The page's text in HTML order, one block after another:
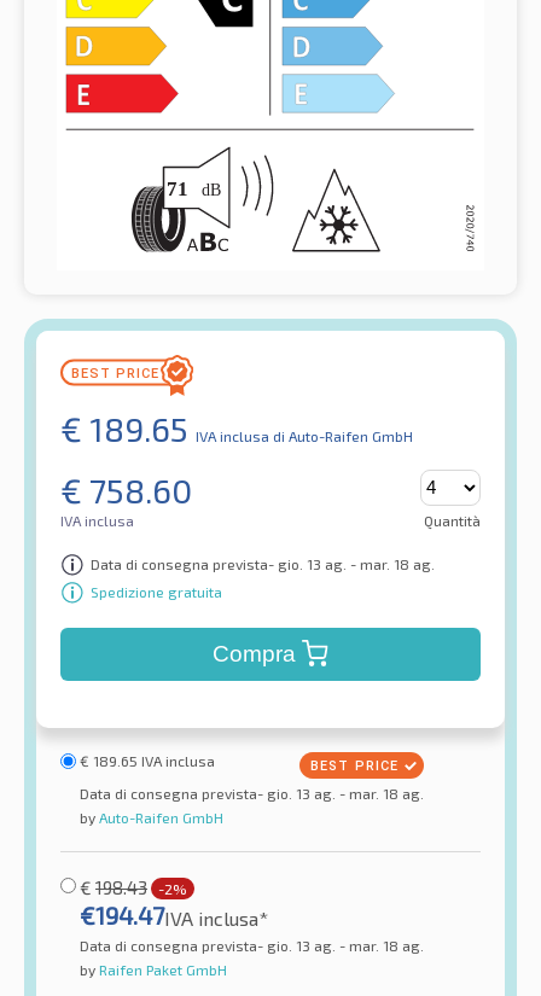
€ 189.65 IVA inclusa di Auto-Raifen GmbH
€ 758.60
IVA inclusa Quantità
Data di consegna prevista- gio. 13 ag. - mar. 18 ag.
Spedizione gratuita
Compra
€ 189.65 IVA inclusa
Data di consegna prevista- gio. 13 ag. - mar. 18 ag.
by Auto-Raifen GmbH
€ 198.43 -2%
€194.47IVA inclusa*
Data di consegna prevista- gio. 13 ag. - mar. 18 ag.
by Raifen Paket GmbH